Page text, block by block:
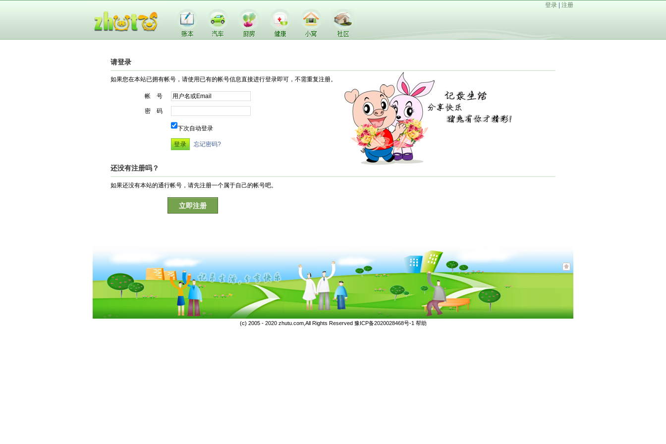
登录 注册
请登录
如果您在本站已拥有帐号，请使用已有的帐号信息直接进行登录即可，不需重复注册。
帐 号
密 码
下次自动登录
忘记密码?
还没有注册吗？
如果还没有本站的通行帐号，请先注册一个属于自己的帐号吧。
立即注册
(c) 2005 - 2020 zhutu.com,All Rights Reserved 豫ICP备2020028468号-1 帮助